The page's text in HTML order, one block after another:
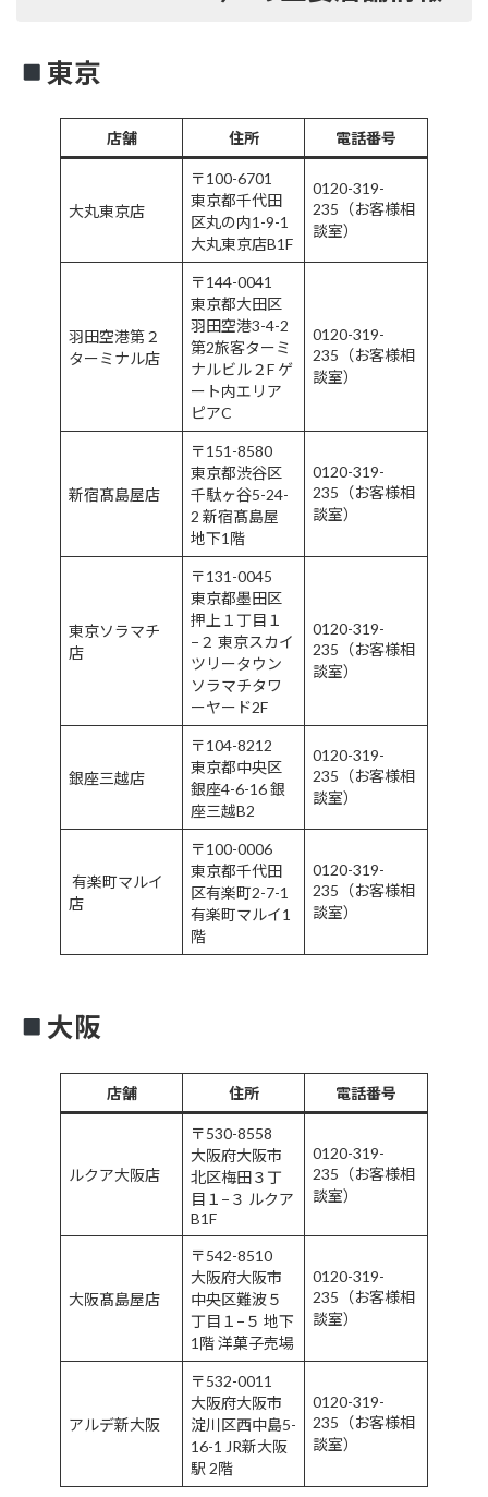
東京
店舗 住所 電話番号
大丸東京店
〒100-6701
東京都千代田
区丸の内1-9-1
大丸東京店B1F
0120-319-
235（お客様相
談室）
羽田空港第２
ターミナル店
〒144-0041
東京都大田区
羽田空港3-4-2
第2旅客ターミ
ナルビル２F ゲ
ート内エリア
ピアC
0120-319-
235（お客様相
談室）
新宿髙島屋店
〒151-8580
東京都渋谷区
千駄ヶ谷5-24-
2 新宿髙島屋
地下1階
0120-319-
235（お客様相
談室）
東京ソラマチ
店
〒131-0045
東京都墨田区
押上１丁目１
−２ 東京スカイ
ツリータウン
ソラマチタワ
ーヤード2F
0120-319-
235（お客様相
談室）
銀座三越店
〒104-8212
東京都中央区
銀座4-6-16 銀
座三越B2
0120-319-
235（お客様相
談室）
有楽町マルイ
店
〒100-0006
東京都千代田
区有楽町2-7-1
有楽町マルイ1
階
0120-319-
235（お客様相
談室）
大阪
店舗 住所 電話番号
ルクア大阪店
〒530-8558
大阪府大阪市
北区梅田３丁
目１−３ ルクア
B1F
0120-319-
235（お客様相
談室）
大阪髙島屋店
〒542-8510
大阪府大阪市
中央区難波５
丁目１−５ 地下
1階 洋菓子売場
0120-319-
235（お客様相
談室）
アルデ新大阪
〒532-0011
大阪府大阪市
淀川区西中島5-
16-1 JR新大阪
駅 2階
0120-319-
235（お客様相
談室）